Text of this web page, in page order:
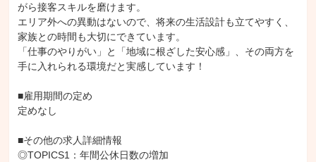
がら接客スキルを磨けます。
エリア外への異動はないので、将来の生活設計も立てやすく、
家族との時間も大切にできています。
「仕事のやりがい」と「地域に根ざした安心感」、その両方を
手に入れられる環境だと実感しています！
■雇用期間の定め
定めなし
■その他の求人詳細情報
◎TOPICS1：年間公休日数の増加